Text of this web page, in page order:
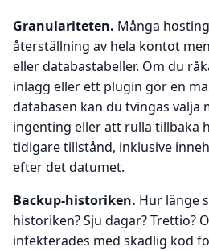
Granulariteten. Många
återställning av hela kontot
eller databastabeller. Om du
inlägg eller ett plugin gör en
databasen kan du tvingas välja
ingenting eller att rulla tillbaka
tidigare tillstånd, inklusive
efter det datumet.
Backup-historiken. Hur länge
historiken? Sju dagar? Trettio?
infekterades med skadlig kod